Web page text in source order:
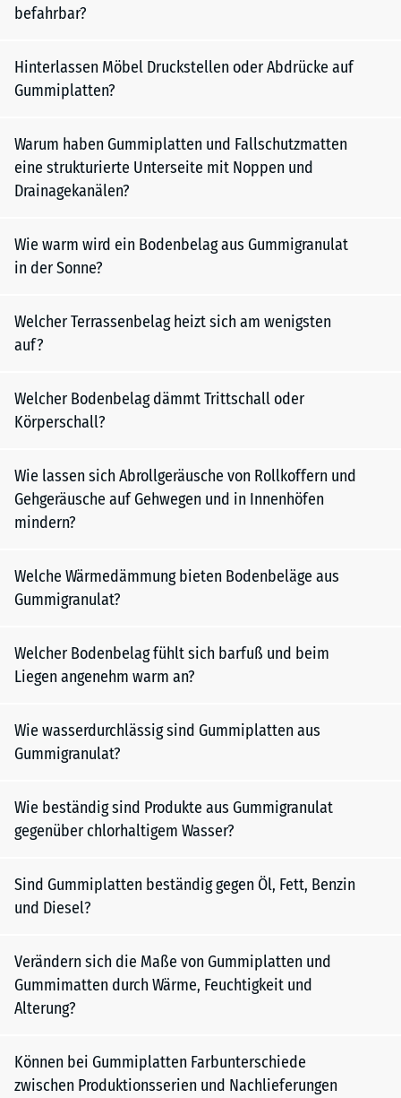
befahrbar?
Hinterlassen Möbel Druckstellen oder Abdrücke auf
Gummiplatten?
Warum haben Gummiplatten und Fallschutzmatten
eine strukturierte Unterseite mit Noppen und
Drainagekanälen?
Wie warm wird ein Bodenbelag aus Gummigranulat
in der Sonne?
Welcher Terrassenbelag heizt sich am wenigsten
auf?
Welcher Bodenbelag dämmt Trittschall oder
Körperschall?
Wie lassen sich Abrollgeräusche von Rollkoffern und
Gehgeräusche auf Gehwegen und in Innenhöfen
mindern?
Welche Wärmedämmung bieten Bodenbeläge aus
Gummigranulat?
Welcher Bodenbelag fühlt sich barfuß und beim
Liegen angenehm warm an?
Wie wasserdurchlässig sind Gummiplatten aus
Gummigranulat?
Wie beständig sind Produkte aus Gummigranulat
gegenüber chlorhaltigem Wasser?
Sind Gummiplatten beständig gegen Öl, Fett, Benzin
und Diesel?
Verändern sich die Maße von Gummiplatten und
Gummimatten durch Wärme, Feuchtigkeit und
Alterung?
Können bei Gummiplatten Farbunterschiede
zwischen Produktionsserien und Nachlieferungen